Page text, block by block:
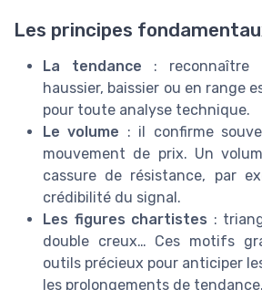
Les principes
La tendance : reconnaître
haussier, baissier ou en range
pour toute analyse technique.
Le volume : il confirme
mouvement de prix. Un
cassure de résistance, par
crédibilité du signal.
Les figures chartistes :
double creux… Ces motifs
outils précieux pour anticiper
les prolongements de tendance.